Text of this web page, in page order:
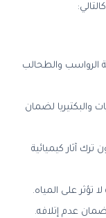
الرواسب والطحالب
والبكتيريا لضمان
آثار كيميائية
تؤثر على المياه.
عدم إتلافه.